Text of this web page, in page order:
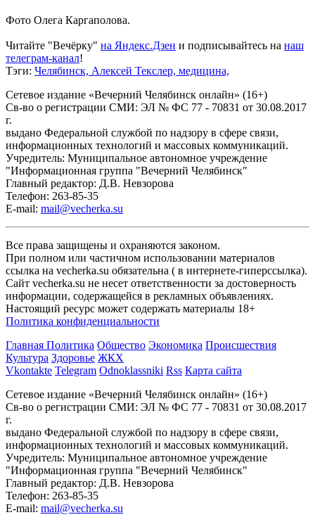
Фото Олега Каргаполова.
Читайте "Вечёрку" на Яндекс.Дзен и подписывайтесь на наш
телеграм-канал!
Тэги: Челябинск, Алексей Текслер, медицина,
Сетевое издание «Вечерний Челябинск онлайн» (16+)
Cв-во о регистрации СМИ: ЭЛ № ФС 77 - 70831 от 30.08.2017
г.
выдано Федеральной службой по надзору в сфере связи,
информационных технологий и массовых коммуникаций.
Учредитель: Муниципальное автономное учреждение
"Информационная группа "Вечерний Челябинск"
Главный редактор: Д.В. Невзорова
Телефон: 263-85-35
E-mail: mail@vecherka.su
Все права защищены и охраняются законом.
При полном или частичном использовании материалов
ссылка на vecherka.su обязательна ( в интернете-гиперссылка).
Сайт vecherka.su не несет ответственности за достоверность
информации, содержащейся в рекламных объявлениях.
Настоящий ресурс может содержать материалы 18+
Политика конфиденциальности
Главная Политика Общество Экономика Происшествия
Культура Здоровье ЖКХ
Vkontakte Telegram Odnoklassniki Rss Карта сайта
Сетевое издание «Вечерний Челябинск онлайн» (16+)
Cв-во о регистрации СМИ: ЭЛ № ФС 77 - 70831 от 30.08.2017
г.
выдано Федеральной службой по надзору в сфере связи,
информационных технологий и массовых коммуникаций.
Учредитель: Муниципальное автономное учреждение
"Информационная группа "Вечерний Челябинск"
Главный редактор: Д.В. Невзорова
Телефон: 263-85-35
E-mail: mail@vecherka.su